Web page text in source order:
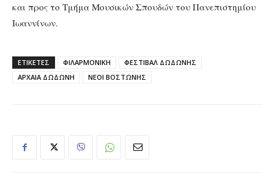
και προς το Τμήμα Μουσικών Σπουδών του Πανεπιστημίου
Ιωαννίνων.
ΕΤΙΚΕΤΕΣ ΦΙΛΑΡΜΟΝΙΚΗ
ΦΕΣΤΙΒΑΛ ΔΩΔΩΝΗΣ
ΑΡΧΑΙΑ ΔΩΔΩΝΗ
ΝΕΟΙ ΒΟΣΤΩΝΗΣ